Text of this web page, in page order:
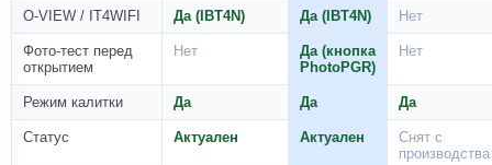
O-VIEW / IT4WIFI Да (IBT4N) Да (IBT4N) Нет
Фото-тест перед
открытием
Нет
Да (кнопка
PhotoPGR)
Нет
Режим калитки Да Да Да
Статус Актуален Актуален
Снят с
производства